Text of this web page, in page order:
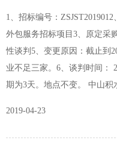
包：服务类，服务范围：各
招标代理工作。 （二）服务方式 在我院有关部门监督下随机抽取入围
公司进行签约委托代理。 三、入围公司数量 第一包 设备及耗材类的
入围公司1家； 第二包…
1、招标编号：
外包服务招标项目3、原定采
性谈判5、变更原因：截止到
业不足三家。6、谈判时间：
期为3天。地点不变。 中山积水潭骨科医院行政管理部资产管理办公
2019-04-23